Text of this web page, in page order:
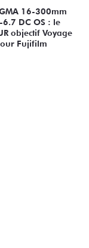
16-300mm
6.7 DC OS : le
objectif Voyage
Fujifilm